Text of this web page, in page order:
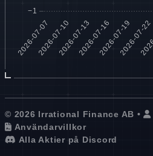
© 2026 Irrational Finance AB •
Användarvillkor
Alla Aktier på Discord